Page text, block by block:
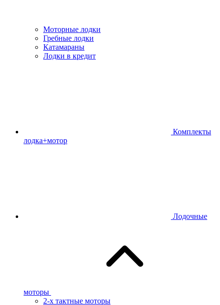
Моторные лодки
Гребные лодки
Катамараны
Лодки в кредит
Комплекты
лодка+мотор
Лодочные
моторы
2-х тактные моторы